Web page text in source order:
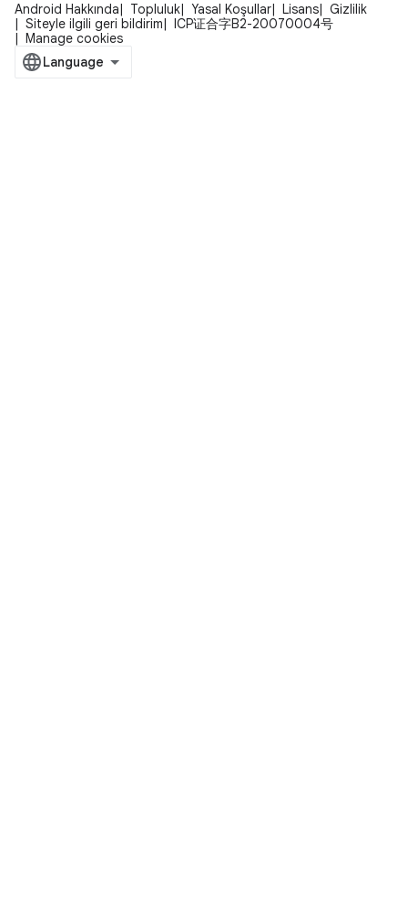
Android Hakkında Topluluk Yasal Koşullar Lisans
Gizlilik
Siteyle ilgili geri bildirim
ICP证合字B2-20070004号
Manage cookies